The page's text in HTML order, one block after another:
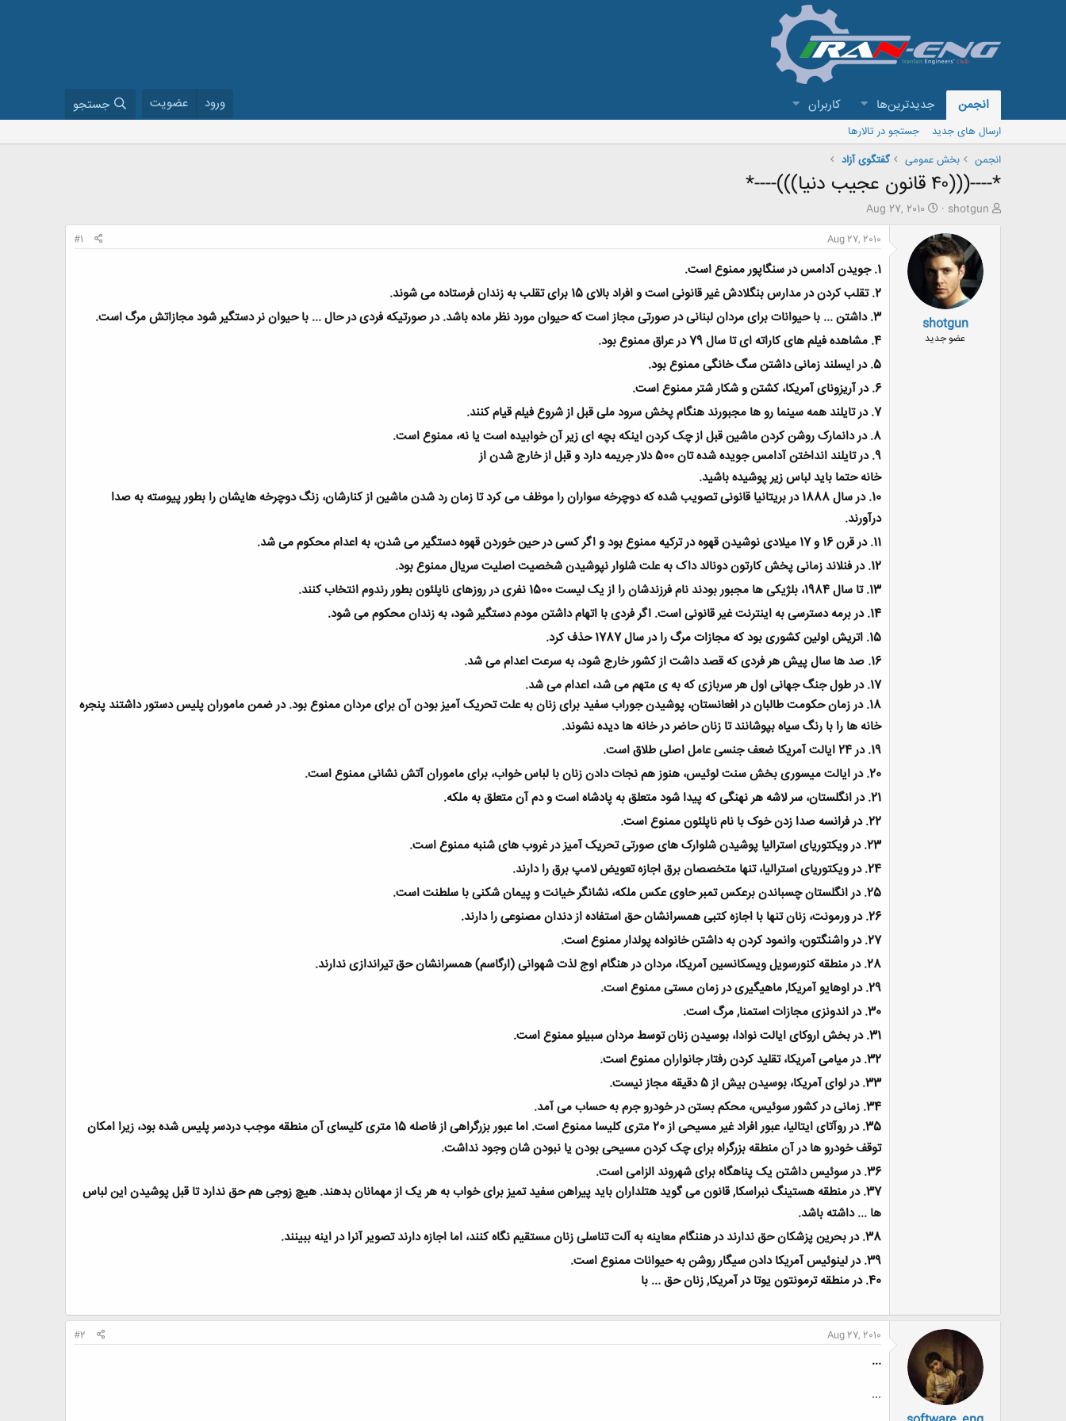
انجمن جدیدترین‌ها کاربران ورود عضویت جستجو
ارسال های جدید
جستجو در تالارها
انجمن
بخش عمومی گفتگوی آزاد
*----(((۴۰ قانون عجیب دنیا)))----*
ش
shotgun
ت
ر
ی
و
ع
Aug 27, 2010
shotgun
عضو جدید
Aug 27, 2010
#1
1. جویدن آدامس در سنگاپور ممنوع است.
2. تقلب کردن در مدارس بنگلادش غیر قانونی است و افراد بالای 15 برای تقلب به زندان فرستاده می شوند
.
3. داشتن ... با حیوانات برای مردان لبنانی در صورتی مجاز است که حیوان مورد نظر ماده باشد. در صورتیکه فردی در حال ... با حیوان نر دستگیر شود مجازاتش مرگ است.
4. مشاهده فیلم های کاراته ای تا سال 79 در عراق ممنوع بود
.
5. در ایسلند زمانی داشتن سگ خانگی ممنوع بود.
6. در آریزونای آمریکا، کشتن و شکار شتر ممنوع است.
7. در تایلند همه سینما رو ها مجبورند هنگام پخش سرود ملی قبل از شروع فیلم قیام کنند.
8. در دانمارک روشن کردن ماشین قبل از چک كردن اینکه بچه ای زیر آن خوابیده است یا نه، ممنوع است.
9. در تایلند انداختن آدامس جویده شده تان 500 دلار جریمه دارد و قبل از خارج شدن از
خانه حتما باید لباس زیر پوشیده باشید.
10.
در سال 1888 در بریتانیا قانونی تصویب شده که دوچرخه سواران را موظف می کرد تا زمان رد شدن ماشین از کنارشان، زنگ دوچرخه هایشان را بطور پیوسته به صدا
درآورند.
11. در قرن 16 و 17 میلادی نوشیدن قهوه در ترکیه ممنوع بود و اگر کسی در حین خوردن قهوه دستگیر می شدن، به اعدام محکوم می شد
.
12. در فنلاند زمانی پخش کارتون دونالد داک به علت شلوار نپوشیدن شخصیت اصلیت سریال ممنوع بود.
13. تا سال 1984، بلژیکی ها مجبور بودند نام فرزندشان را از یک لیست 1500 نفری در روزهای ناپلئون بطور رندوم انتخاب کنند
.
14. در برمه دسترسی به اینترنت غیر قانونی است. اگر فردی با اتهام داشتن مودم دستگیر شود، به زندان محکوم می شود.
15. اتریش اولین کشوری بود که مجازات مرگ را در سال 1787 حذف کرد
.
16. صد ها سال پیش هر فردی که قصد داشت از کشور خارج شود، به سرعت اعدام می شد.
17. در طول جنگ جهانی اول هر سربازی که به ی متهم می شد، اعدام می شد.
18. در زمان حکومت طالبان در افعانستان، پوشیدن جوراب سفید برای زنان به علت تحریک آمیز بودن آن برای مردان ممنوع بود. در ضمن ماموران پلیس دستور داشتند پنجره
خانه ها را با رنگ سیاه بپوشانند تا زنان حاضر در خانه ها دیده نشوند.
19. در 24 ایالت آمریکا ضعف جنسی عامل اصلی طلاق است
.
20. در ایالت میسوری بخش سنت لوئیس، هنوز هم نجات دادن زنان با لباس خواب، برای ماموران آتش نشانی ممنوع است.
21. در انگلستان، سر لاشه هر نهنگی که پیدا شود متعلق به پادشاه است و دم آن متعلق به ملکه.
22. در فرانسه صدا زدن خوک با نام ناپلئون ممنوع است.
23. در ویکتوریای استرالیا پوشیدن شلوارک های صورتی تحریک آمیز در غروب های شنبه ممنوع است.
24. در ویکتوریای استرالیا، تنها متخصصان برق اجازه تعویض لامپ برق را دارند.
25. در انگلستان چسباندن برعکس تمبر حاوی عکس ملکه، نشانگر خیانت و پیمان شکنی با سلطنت است.
26. در ورمونت، زنان تنها با اجازه کتبی همسرانشان حق استفاده از دندان مصنوعی را دارند.
27. در واشنگتون، وانمود کردن به داشتن خانواده پولدار ممنوع است.
28. در منطقه کنورسویل ویسکانسین آمریکا، مردان در هنگام اوج لذت شهوانی (ارگاسم) همسرانشان حق تیراندازی ندارند.
29. در اوهایو آمریکا, ماهیگیری در زمان مستی ممنوع است.
30. در اندونزی مجازات استمنا, مرگ است.
31. در بخش اروکای ایالت نوادا، بوسیدن زنان توسط مردان سبیلو ممنوع است.
32. در میامی آمریکا، تقلید کردن رفتار جانواران ممنوع است.
33. در لوای آمریکا، بوسیدن بیش از 5 دقیقه مجاز نیست
.
34. زمانی در کشور سوئیس، محکم بستن در خودرو جرم به حساب می آمد.
35.
در روآتای ایتالیا، عبور افراد غیر مسیحی از 20 متری کلیسا ممنوع است. اما عبور بزرگراهی از فاصله 15 متری کلیسای آن منطقه موجب دردسر پلیس شده بود، زیرا امکان
توقف خودرو ها در آن منطقه بزرگراه برای چک کردن مسیحی بودن یا نبودن شان وجود نداشت.
36. در سوئیس داشتن یک پناهگاه برای شهروند الزامی است.
37. در منطقه هستینگ نبراسکا, قانون می گوید هتلداران باید پیراهن سفید تمیز برای خواب به هر یک از مهمانان بدهند. هیچ زوجی هم حق ندارد تا قبل پوشیدن این لباس
ها ... داشته باشد.
38. در بحرین پزشکان حق ندارند در هننگام معاینه به آلت تناسلی زنان مستقیم نگاه کنند، اما اجازه دارند تصویر آنرا در اینه ببینند.
39. در لینوئیس آمریکا دادن سیگار روشن به حیوانات ممنوع است.
40. در منطقه ترمونتون یوتا در آمریکا, زنان حق ... با
Aug 27, 2010
#2
...
...